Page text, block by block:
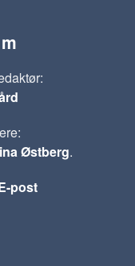
Østberg.
post